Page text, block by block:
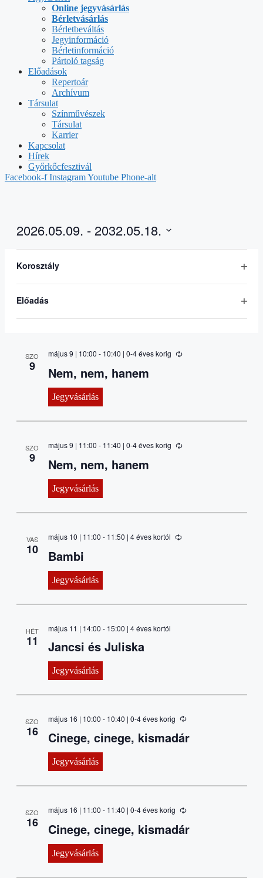
Online jegyvásárlás
Bérletvásárlás
Bérletbeváltás
Jegyinformáció
Bérletinformáció
Pártoló tagság
Előadások
Repertoár
Archívum
Társulat
Színművészek
Társulat
Karrier
Kapcsolat
Hírek
Győrkőcfesztivál
Facebook-f InstagramYoutube Phone-alt
2026.05.09. - 2032.05.18.
any
the
form
inputs
will
events
filtered
Korosztály
Előadás
kortól
A vaskakas legendája
SZO
9
Jegyvásárlás
május 9 | 10:00 - 10:40 | 0-4 éves korig
Nem, nem, hanem
SZO
9
Jegyvásárlás
május 9 | 11:00 - 11:40 | 0-4 éves korig
Nem, nem, hanem
VAS
10
Jegyvásárlás
május 10 | 11:00 - 11:50 | 4 éves kortól
Bambi
HÉT
11
Jegyvásárlás
május 11 | 14:00 - 15:00 | 4 éves kortól
Jancsi és Juliska
SZO
16
Jegyvásárlás
május 16 | 10:00 - 10:40 | 0-4 éves korig
Cinege, cinege, kismadár
SZO
16
Jegyvásárlás
május 16 | 11:00 - 11:40 | 0-4 éves korig
Cinege, cinege, kismadár